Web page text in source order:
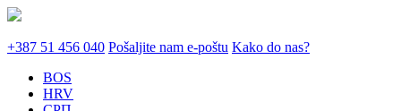
+387 51 456 040 Pošaljite nam e-poštu Kako do nas?
BOS
HRV